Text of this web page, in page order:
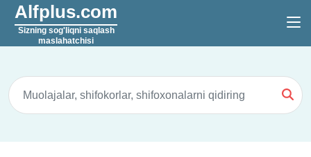
Alfplus.com
Sizning sog'liqni saqlash
maslahatchisi